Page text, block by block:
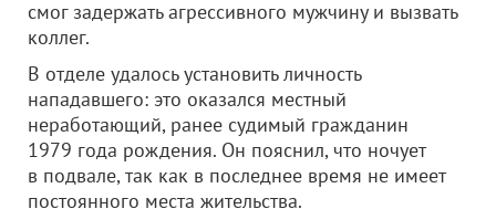
смог задержать агрессивного мужчину и вызвать
коллег.
В отделе удалось установить личность
нападавшего: это оказался местный
неработающий, ранее судимый гражданин
1979 года рождения. Он пояснил, что ночует
в подвале, так как в последнее время не имеет
постоянного места жительства.